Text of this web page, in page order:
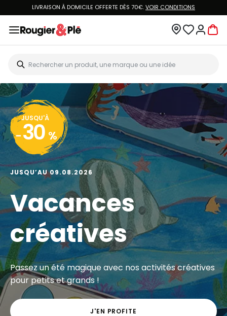
LIVRAISON À DOMICILE OFFERTE DÈS 70€.VOIR CONDITIONS
JUSQU'À
- 30 %
JUSQU’AU 09.08.2026
Vacances
créatives
Passez un été magique avec nos activités créatives
pour petits et grands !
J'EN PROFITE